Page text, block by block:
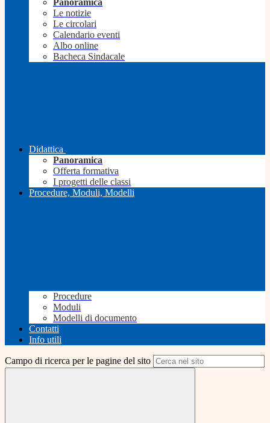
Panoramica
Le notizie
Le circolari
Calendario eventi
Albo online
Bacheca Sindacale
Didattica
Panoramica
Offerta formativa
I progetti delle classi
Procedure, Moduli, Modelli
Procedure
Moduli
Modelli di documento
Contatti
Info utili
Campo di ricerca per le pagine del sito